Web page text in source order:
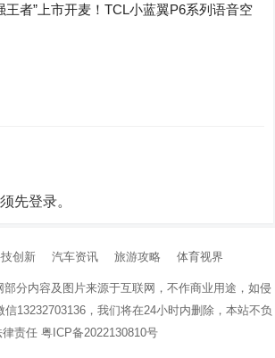
王者”上市开麦！TCL小蓝翼P6系列语音空
先登录。
创新 汽车资讯 旅游攻略 体育视界
部分内容及图片来源于互联网，不作商业用途，如侵
13232703136，我们将在24小时内删除，本站不负
律责任粤ICP备2022130810号